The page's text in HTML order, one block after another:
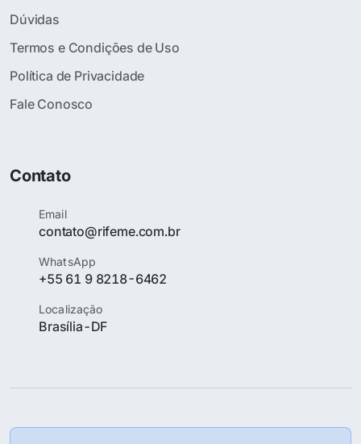
Dúvidas
Termos e Condições de Uso
Política de Privacidade
Fale Conosco
Contato
Email
contato@rifeme.com.br
WhatsApp
+55 61 9 8218-6462
Localização
Brasília-DF